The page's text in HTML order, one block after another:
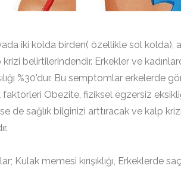
iki kolda birden( özellikle sol kolda),
krizi belirtilerindendir. Erkekler ve
%30’dur. Bu semptomlar erkelerde
faktörleri Obezite, fiziksel egzersiz
de sağlık bilginizi arttıracak ve kalp
Kulak memesi kırışıklığı, Erkeklerde